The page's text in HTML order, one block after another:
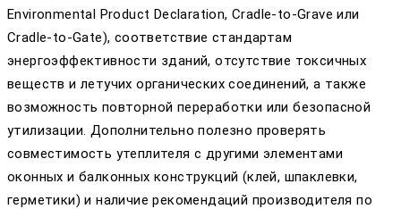
Environmental Product Declaration, Cradle-to-Grave или
Cradle-to-Gate), соответствие стандартам
энергоэффективности зданий, отсутствие токсичных
веществ и летучих органических соединений, а также
возможность повторной переработки или безопасной
утилизации. Дополнительно полезно проверять
совместимость утеплителя с другими элементами
оконных и балконных конструкций (клей, шпаклевки,
герметики) и наличие рекомендаций производителя по